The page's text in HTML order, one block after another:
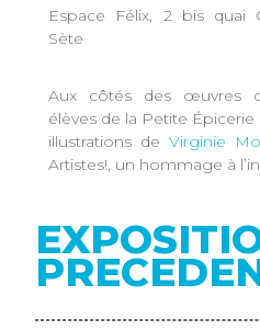
Espace Félix, 2 bis quai
Sète
Aux côtés des œuvres
élèves de la Petite
illustrations de Virginie
Artistes!, un hommage à